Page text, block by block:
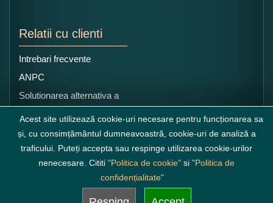
Relatii cu clienti
Intrebari frecvente
ANPC
Solutionarea alternativa a
litigiilor
Acest site utilizează cookie-uri necesare pentru funcționarea sa
și, cu consimțământul dumneavoastră, cookie-uri de analiză a
traficului. Puteți accepta sau respinge utilizarea cookie-urilor
nenecesare. Cititi "Politica de cookie" si "Politica de
confidențialitate"